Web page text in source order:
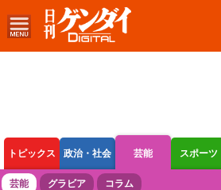
トピックス 政治・社会 芸能 スポーツ
ボートレース 競輪 オートレース
芸能 グラビア コラム